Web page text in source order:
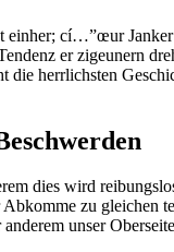
einher; cí…”œur
er zigeunern
die herrlichsten
dies wird
zu gleichen
unser